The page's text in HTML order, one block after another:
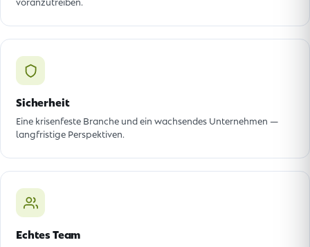
voranzutreiben.
Sicherheit
Eine krisenfeste Branche und ein wachsendes Unternehmen —
langfristige Perspektiven.
Echtes Team